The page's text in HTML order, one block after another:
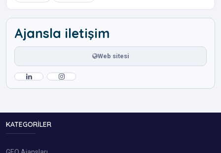
Ajansla iletişim
Web sitesi
KATEGORILER